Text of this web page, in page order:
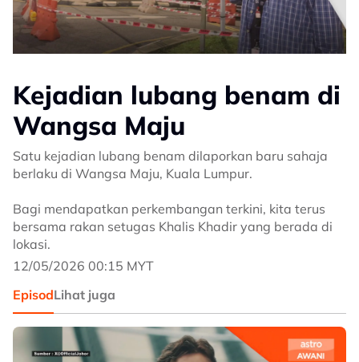
Kejadian lubang benam di
Wangsa Maju
Satu kejadian lubang benam dilaporkan baru sahaja
berlaku di Wangsa Maju, Kuala Lumpur.
Bagi mendapatkan perkembangan terkini, kita terus
bersama rakan setugas Khalis Khadir yang berada di
lokasi.
12/05/2026 00:15 MYT
EpisodLihat juga